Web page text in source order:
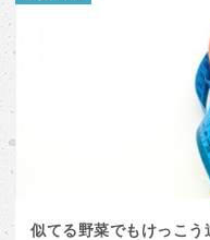
似てる野菜でもけっこう